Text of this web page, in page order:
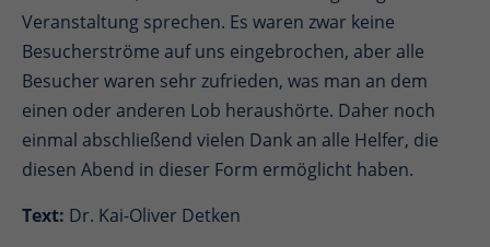
Veranstaltung sprechen. Es waren zwar keine
Besucherströme auf uns eingebrochen, aber alle
Besucher waren sehr zufrieden, was man an dem
einen oder anderen Lob heraushörte. Daher noch
einmal abschließend vielen Dank an alle Helfer, die
diesen Abend in dieser Form ermöglicht haben.
Text: Dr. Kai-Oliver Detken